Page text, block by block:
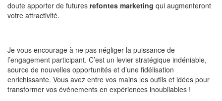
doute apporter de futures refontes marketing qui augmenteront
votre attractivité.
Je vous encourage à ne pas négliger la puissance de
l’engagement participant. C’est un levier stratégique indéniable,
source de nouvelles opportunités et d’une fidélisation
enrichissante. Vous avez entre vos mains les outils et idées pour
transformer vos événements en expériences inoubliables !